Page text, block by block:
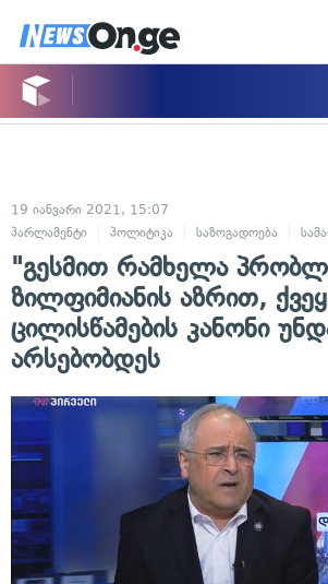
19 იანვარი 2021, 15:07
პარლამენტი
პოლიტიკა საზოგადოება
"გესმით რამხელა
ზილფიმიანის აზრით,
ცილისწამების კანონი
არსებობდეს